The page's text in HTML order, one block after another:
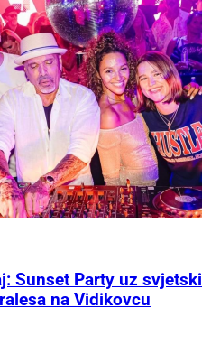
Sunset Party uz svjetski
na Vidikovcu